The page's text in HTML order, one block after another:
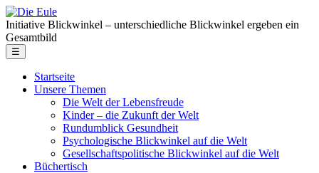
Skip
to
the
content
Die
Eule
Initiative Blickwinkel – unterschiedliche Blickwinkel ergeben ein
Gesamtbild
☰
Startseite
Unsere Themen
Die Welt der Lebensfreude
Kinder – die Zukunft der Welt
Rundumblick Gesundheit
Psychologische Blickwinkel auf die Welt
Gesellschaftspolitische Blickwinkel auf die Welt
Büchertisch